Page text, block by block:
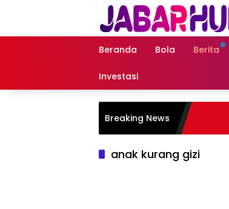
Beranda Bola Berita
Investasi
Breaking News
anak kurang gizi